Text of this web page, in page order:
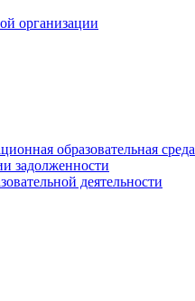
организации
образовательная среда
задолженности
деятельности